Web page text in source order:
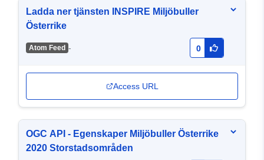
Ladda ner tjänsten INSPIRE Miljöbuller
Österrike
Atom Feed - 0
Access URL
OGC API - Egenskaper Miljöbuller Österrike
2020 Storstadsområden